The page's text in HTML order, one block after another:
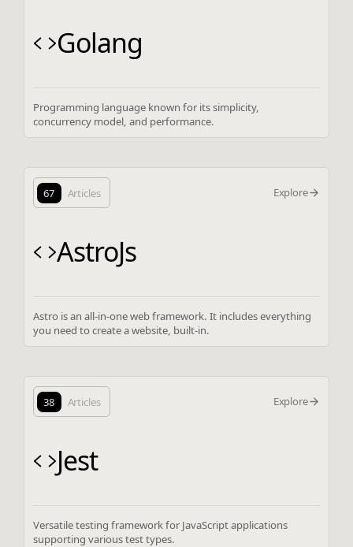
Golang
Programming language known for its simplicity,
concurrency model, and performance.
67 Articles Explore
AstroJs
Astro is an all-in-one web framework. It includes everything
you need to create a website, built-in.
38 Articles Explore
Jest
Versatile testing framework for JavaScript applications
supporting various test types.